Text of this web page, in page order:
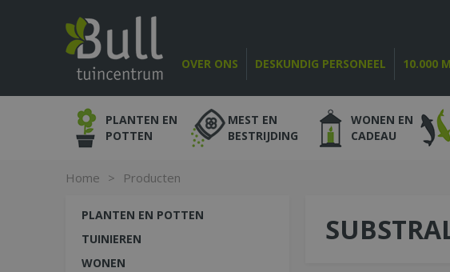
Home > Producten
OVER ONS DESKUNDIG PERSONEEL 10.000 M
PLANTEN EN
POTTEN
MEST EN
BESTRIJDING
WONEN EN
CADEAU
PLANTEN EN POTTEN
TUINIEREN
WONEN